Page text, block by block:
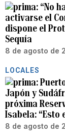
“No
activarse el
dispone el
Sequía
8 de agosto de
LOCALES
Japón y
próxima
Isabela: “Esto
8 de agosto de